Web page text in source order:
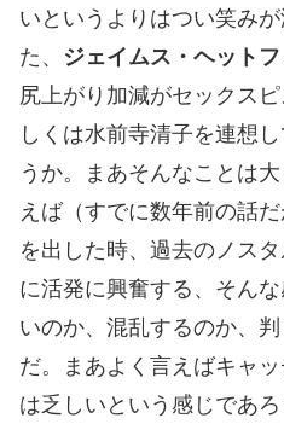
いというよりはつい笑み
た、 ジェイムス・ヘット
尻上がり加減がセックス
しくは水前寺清子を連想
うか。まあそんなことは
えば（すでに数年前の話だ
を出した時、過去のノス
に活発に興奮する、そん
いのか、混乱するのか、
だ。まあよく言えばキャ
は乏しいという感じであ